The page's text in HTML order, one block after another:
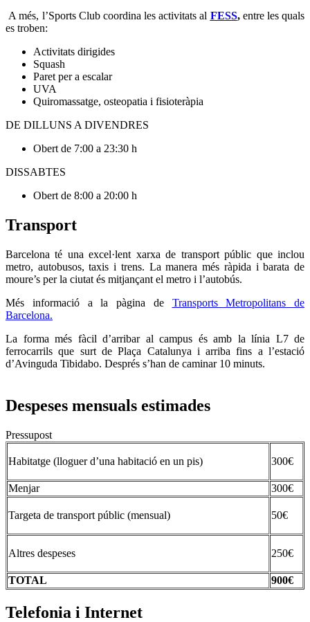
A més, l’Sports Club coordina les activitats al FESS,entre les quals
es troben:
Activitats dirigides
Squash
Paret per a escalar
UVA
Quiromassatge, osteopatia i fisioteràpia
DE DILLUNS A DIVENDRES
Obert de 7:00 a 23:30 h
DISSABTES
Obert de 8:00 a 20:00 h
Transport
Barcelona té una excel·lent xarxa de transport públic que inclou
metro, autobusos, taxis i trens. La manera més ràpida i barata de
moure’s per la ciutat és mitjançant el metro i l’autobús.
Més informació a la pàgina de Transports Metropolitans de
Barcelona.
La forma més fàcil d’arribar al campus és amb la línia L7 de
ferrocarrils que surt de Plaça Catalunya i arriba fins a l’estació
d’Avinguda Tibidabo. Després s’han de caminar 10 minuts.
Despeses mensuals estimades
Pressupost
Habitatge (lloguer d’una habitació en un pis) 300€
Menjar 300€
Targeta de transport públic (mensual) 50€
Altres despeses 250€
TOTAL 900€
Telefonia i Internet